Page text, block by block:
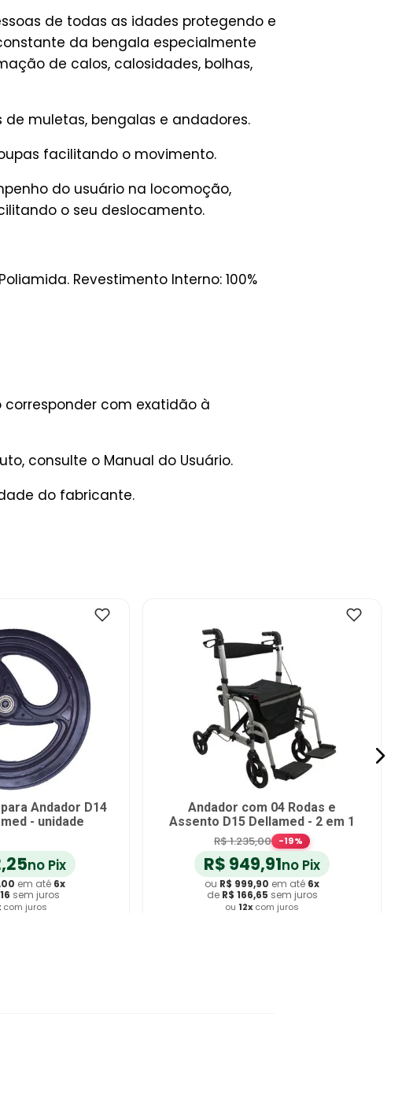
de todas as idades protegendo e
da bengala especialmente
de calos, calosidades, bolhas,
muletas, bengalas e andadores.
facilitando o movimento.
do usuário na locomoção,
o seu deslocamento.
Revestimento Interno: 100%
com exatidão à
consulte o Manual do Usuário.
do fabricante.
Andador D14
- unidade
,25no Pix
00 em até 6x
16 sem juros
com juros
Andador com 04 Rodas e
Assento D15 Dellamed - 2 em 1
R$1.235,00 -19%
R$ 949,91no Pix
ou R$ 999,90 em até 6x
de R$ 166,65 sem juros
ou 12x com juros